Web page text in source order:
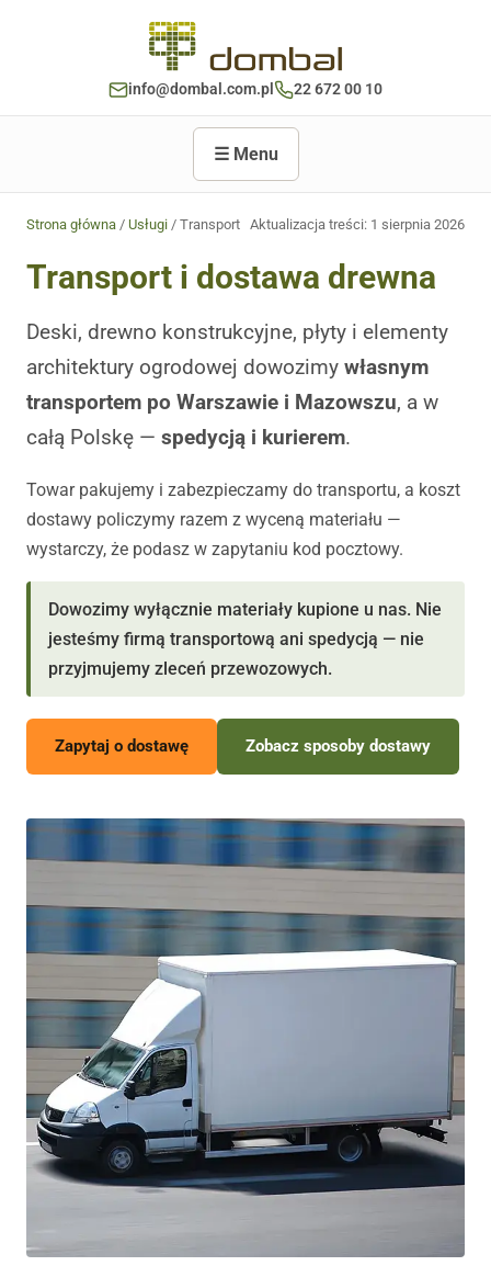
info@dombal.com.pl 22 672 00 10
☰ Menu
Strona główna / Usługi / Transport Aktualizacja treści: 1 sierpnia 2026
Transport i dostawa drewna
Deski, drewno konstrukcyjne, płyty i elementy
architektury ogrodowej dowozimy własnym
transportem po Warszawie i Mazowszu, a w
całą Polskę — spedycją i kurierem.
Towar pakujemy i zabezpieczamy do transportu, a koszt
dostawy policzymy razem z wyceną materiału —
wystarczy, że podasz w zapytaniu kod pocztowy.
Dowozimy wyłącznie materiały kupione u nas. Nie
jesteśmy firmą transportową ani spedycją — nie
przyjmujemy zleceń przewozowych.
Zapytaj o dostawę Zobacz sposoby dostawy